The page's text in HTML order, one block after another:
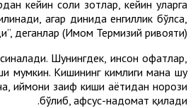
кейин солиҳ зотлар, кейин уларга
агар динида енгиллик бўлса,
деганлар (Имом Термизий ривояти).
Шунингдек, инсон офатлар,
мумкин. Кишининг кимлиги мана шу
иймони заиф киши ҳаётидан норози
бўлиб, афсус-надомат қилади.